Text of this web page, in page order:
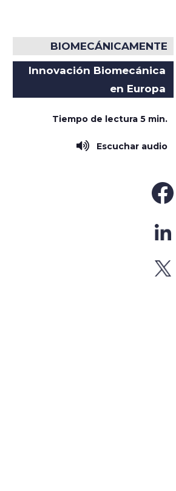
BIOMECÁNICAMENTE
Innovación Biomecánica
en Europa
Tiempo de lectura 5 min.
Escuchar audio